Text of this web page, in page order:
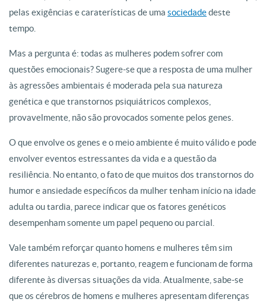
pelas exigências e caraterísticas de uma sociedadedeste
tempo.
Mas a pergunta é: todas as mulheres podem sofrer com
questões emocionais? Sugere-se que a resposta de uma mulher
às agressões ambientais é moderada pela sua natureza
genética e que transtornos psiquiátricos complexos,
provavelmente, não são provocados somente pelos genes.
O que envolve os genes e o meio ambiente é muito válido e pode
envolver eventos estressantes da vida e a questão da
resiliência. No entanto, o fato de que muitos dos transtornos do
humor e ansiedade específicos da mulher tenham início na idade
adulta ou tardia, parece indicar que os fatores genéticos
desempenham somente um papel pequeno ou parcial.
Vale também reforçar quanto homens e mulheres têm sim
diferentes naturezas e, portanto, reagem e funcionam de forma
diferente às diversas situações da vida. Atualmente, sabe-se
que os cérebros de homens e mulheres apresentam diferenças